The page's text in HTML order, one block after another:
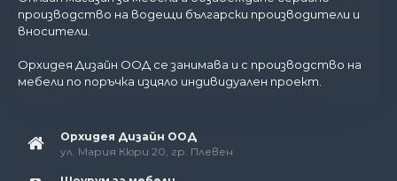
производство на водещи български производители и
вносители.
Орхидея Дизайн ООД се занимава и с производство на
мебели по поръчка изцяло индивидуален проект.
Орхидея Дизайн ООД
ул. Мария Кюри 20, гр. Плевен